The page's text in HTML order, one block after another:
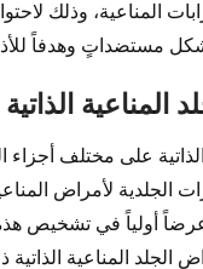
المناعية، وذلك
مستضداتٍ وهدفاً
المناعية الذاتية
على مختلف
الجلدية لأمراض
عرضاً أولياً في تشخيص
الجلد المناعية